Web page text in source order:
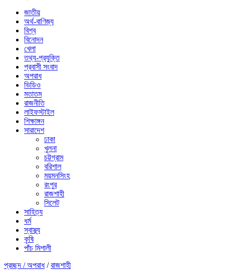
জাতীয়
অর্থ-বাণিজ্য
বিশ্ব
বিনোদন
খেলা
তথ্য-প্রযুক্তি
প্রবাসী সংবাদ
অপরাধ
ভিডিও
মতাতম
রাজনীতি
লাইফস্টাইল
শিক্ষাঙ্গন
সারাদেশ
ঢাকা
খুলনা
চট্টগ্রাম
বরিশাল
ময়মনসিংহ
রংপুর
রাজশাহী
সিলেট
সাহিত্য
ধর্ম
স্বাস্থ্য
কৃষি
পাঁচ মিশালী
প্রচ্ছদ /অপরাধ/রাজশাহী